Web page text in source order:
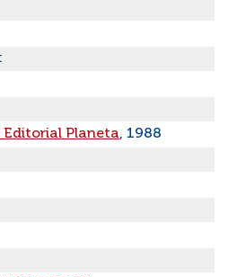
Editorial Planeta, 1988